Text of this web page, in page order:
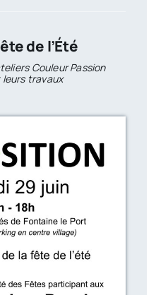
de l’Été
Couleur Passion
travaux